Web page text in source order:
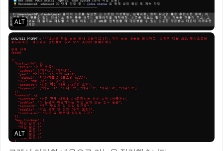
ALT
ALT